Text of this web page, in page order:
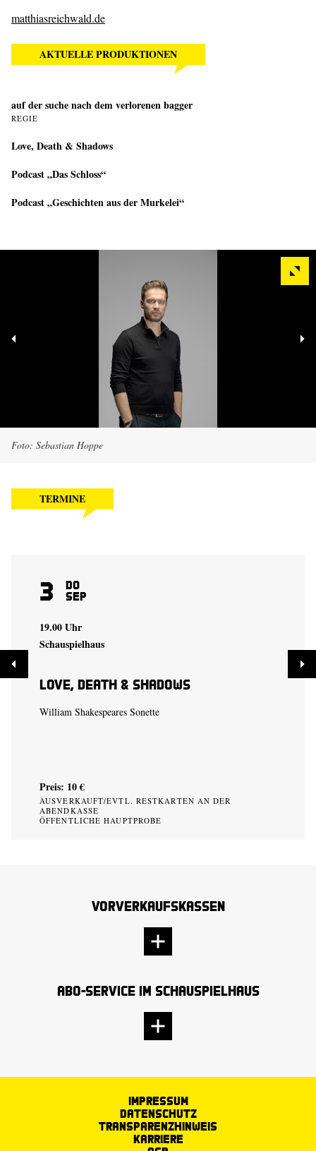
matthiasreichwald.de
AKTUELLE PRODUKTIONEN
auf der suche nach dem verlorenen bagger
REGIE
Love, Death & Shadows
Podcast „Das Schloss“
Podcast „Geschichten aus der Murkelei“
Foto: Sebastian Hoppe
TERMINE
3 Do
Sep
19.00 Uhr
Schauspielhaus
Love, Death & Shadows
William Shakespeares Sonette
Preis: 10 €
AUSVERKAUFT/EVTL. RESTKARTEN AN DER
ABENDKASSE
ÖFFENTLICHE HAUPTPROBE
Vorverkaufskassen
Abo-Service im Schauspielhaus
Impressum
Datenschutz
Transparenzhinweis
Karriere